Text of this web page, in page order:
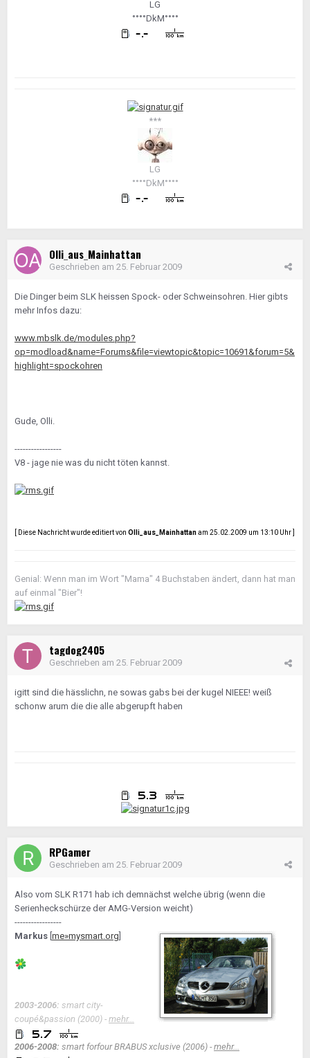
LG
°°°°DkM°°°°
***
LG
°°°°DkM°°°°
Olli_aus_Mainhattan
Geschrieben am 25. Februar 2009
Die Dinger beim SLK heissen Spock- oder Schweinsohren. Hier gibts
mehr Infos dazu:
www.mbslk.de/modules.php?
op=modload&name=Forums&file=viewtopic&topic=10691&forum=5&
highlight=spockohren
Gude, Olli.
-----------------
V8 - jage nie was du nicht töten kannst.
[ Diese Nachricht wurde editiert von Olli_aus_Mainhattanam 25.02.2009 um 13:10 Uhr ]
Genial: Wenn man im Wort "Mama" 4 Buchstaben ändert, dann hat man
auf einmal "Bier"!
tagdog2405
Geschrieben am 25. Februar 2009
igitt sind die hässlichn, ne sowas gabs bei der kugel NIEEE! weiß
schonw arum die die alle abgerupft haben
RPGamer
Geschrieben am 25. Februar 2009
Also vom SLK R171 hab ich demnächst welche übrig (wenn die
Serienheckschürze der AMG-Version weicht)
-----------------
Markus me»mysmart.org
2003-2006: smart city-
coupé&passion (2000) - mehr...
2006-2008: smart forfour BRABUS xclusive (2006) -mehr...